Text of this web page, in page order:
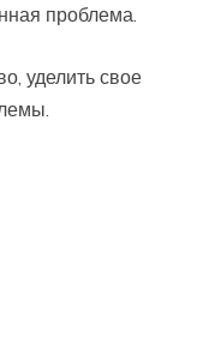
проблема.
уделить свое